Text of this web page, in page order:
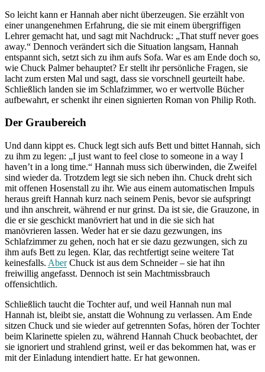
So leicht kann er Hannah aber nicht überzeugen. Sie erzählt von
einer unangenehmen Erfahrung, die sie mit einem übergriffigen
Lehrer gemacht hat, und sagt mit Nachdruck: „That stuff never goes
away.“ Dennoch verändert sich die Situation langsam, Hannah
entspannt sich, setzt sich zu ihm aufs Sofa. War es am Ende doch so,
wie Chuck Palmer behauptet? Er stellt ihr persönliche Fragen, sie
lacht zum ersten Mal und sagt, dass sie vorschnell geurteilt habe.
Schließlich landen sie im Schlafzimmer, wo er wertvolle Bücher
aufbewahrt, er schenkt ihr einen signierten Roman von Philip Roth.
Der Graubereich
Und dann kippt es. Chuck legt sich aufs Bett und bittet Hannah, sich
zu ihm zu legen: „I just want to feel close to someone in a way I
haven’t in a long time.“ Hannah muss sich überwinden, die Zweifel
sind wieder da. Trotzdem legt sie sich neben ihn. Chuck dreht sich
mit offenen Hosenstall zu ihr. Wie aus einem automatischen Impuls
heraus greift Hannah kurz nach seinem Penis, bevor sie aufspringt
und ihn anschreit, während er nur grinst. Da ist sie, die Grauzone, in
die er sie geschickt manövriert hat und in die sie sich hat
manövrieren lassen. Weder hat er sie dazu gezwungen, ins
Schlafzimmer zu gehen, noch hat er sie dazu gezwungen, sich zu
ihm aufs Bett zu legen. Klar, das rechtfertigt seine weitere Tat
keinesfalls. AberChuck ist aus dem Schneider – sie hat ihn
freiwillig angefasst. Dennoch ist sein Machtmissbrauch
offensichtlich.
Schließlich taucht die Tochter auf, und weil Hannah nun mal
Hannah ist, bleibt sie, anstatt die Wohnung zu verlassen. Am Ende
sitzen Chuck und sie wieder auf getrennten Sofas, hören der Tochter
beim Klarinette spielen zu, während Hannah Chuck beobachtet, der
sie ignoriert und strahlend grinst, weil er das bekommen hat, was er
mit der Einladung intendiert hatte. Er hat gewonnen.